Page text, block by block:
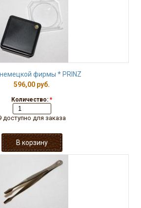
фирмы * PRINZ
596,00 руб.
Количество: *
доступно для заказа